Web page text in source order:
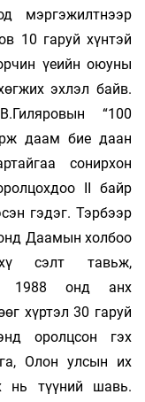
мэргэжилтнээр
10 гаруй хүнтэй
үеийн оюуны
эхлэл байв.
“100
даам бие даан
сонирхон
II байр
гэдэг. Тэрбээр
Даамын холбоо
сэлт тавьж,
1988 онд анх
хүртэл 30 гаруй
оролцсон гэх
Олон улсын их
нь түүний шавь.